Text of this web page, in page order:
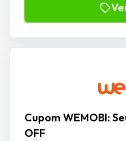
Cupom WEMOBI:
OFF